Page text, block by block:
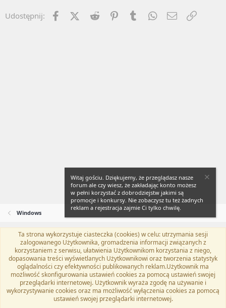
Udostępnij: FacebookX (Twitter)
Reddit PinterestTumblr WhatsApp
Email
Windows
Flat Awesome + (Parent DO NOT EDIT)
Polski (PL)
Kontakt
Regulamin Polityka prywatności Pomoc
TwitterKontakt
RSS
Community platform by XenForo® © 2010-2024 XenForo Ltd.
Witaj gościu. Dziękujemy, że przeglądasz nasze
forum ale czy wiesz, że zakładając konto możesz
w pełni korzystać z dobrodziejstw jakimi są
promocje i konkursy. Nie zobaczysz tu też żadnych
reklam a rejestracja zajmie Ci tylko chwilę.
Ta strona wykorzystuje ciasteczka (cookies) w celu: utrzymania sesji
zalogowanego Użytkownika, gromadzenia informacji związanych z
korzystaniem z serwisu, ułatwienia Użytkownikom korzystania z niego,
dopasowania treści wyświetlanych Użytkownikowi oraz tworzenia statystyk
oglądalności czy efektywności publikowanych reklam.Użytkownik ma
możliwość skonfigurowania ustawień cookies za pomocą ustawień swojej
przeglądarki internetowej. Użytkownik wyraża zgodę na używanie i
wykorzystywanie cookies oraz ma możliwość wyłączenia cookies za pomocą
ustawień swojej przeglądarki internetowej.